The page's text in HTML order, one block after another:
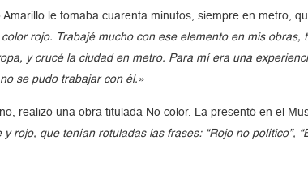
le tomaba cuarenta minutos, siempre en metro,
rojo. Trabajé mucho con ese elemento en mis
y crucé la ciudad en metro. Para mí era una
se pudo trabajar con él.»
realizó una obra titulada No color. La presentó en el
que tenían rotuladas las frases: “Rojo no político”,